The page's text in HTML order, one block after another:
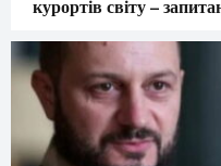
курортів світу –